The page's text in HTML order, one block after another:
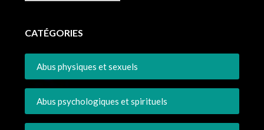
CATÉGORIES
Abus physiques et sexuels
Abus psychologiques et spirituels